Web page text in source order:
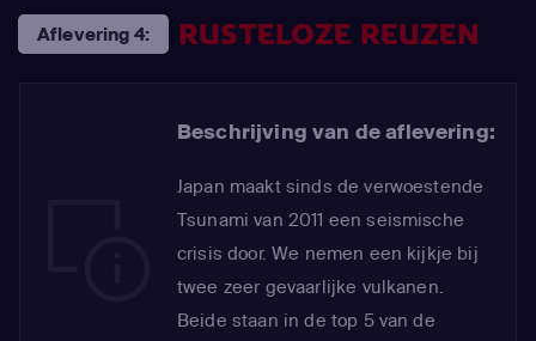
Aflevering 4: RUSTELOZE REUZEN
Beschrijving van de aflevering:
Japan maakt sinds de verwoestende
Tsunami van 2011 een seismische
crisis door. We nemen een kijkje bij
twee zeer gevaarlijke vulkanen.
Beide staan in de top 5 van de